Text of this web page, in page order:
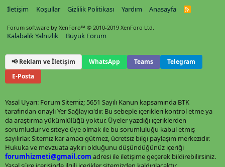
İletişim
Koşullar Gizlilik Politikası Yardım Anasayfa
R
Forum software by XenForo™ © 2010-2019 XenForo Ltd.
Kalabalık Yalnızlık Büyük Forum
📢 Reklam ve İletişim WhatsApp Teams
Telegram
E-Posta
Yasal Uyarı: Forum Sitemiz; 5651 Sayılı Kanun kapsamında BTK
tarafından onaylı Yer Sağlayıcı'dır. Bu sebeple içerikleri kontrol etme ya
da araştırma yükümlülüğü yoktur. Üyeler yazdığı içeriklerden
sorumludur ve siteye üye olmak ile bu sorumluluğu kabul etmiş
sayılırlar. Sitemiz kar amacı gütmez, ücretsiz bilgi paylaşım merkezidir.
Hukuka ve mevzuata aykırı olduğunu düşündüğünüz içeriği
forumhizmeti@gmail.com adresi ile iletişime geçerek bildirebilirsiniz.